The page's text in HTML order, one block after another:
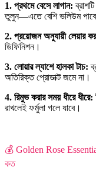
1. প্রথমে বেসে লাগান:
তুলুন—এতে বেশি ভলিউম
2. প্রয়োজন অনুযায়ী লেয়ার
ডিফিনিশন।
3. লোয়ার ল্যাশে হালকা টাচ:
অতিরিক্ত প্রোডাক্ট জমে না।
4. রিমুভ করার সময় ধীরে ধীরে:
রাখলেই ফর্মুলা গলে যাবে।
💰 Golden Rose
কত